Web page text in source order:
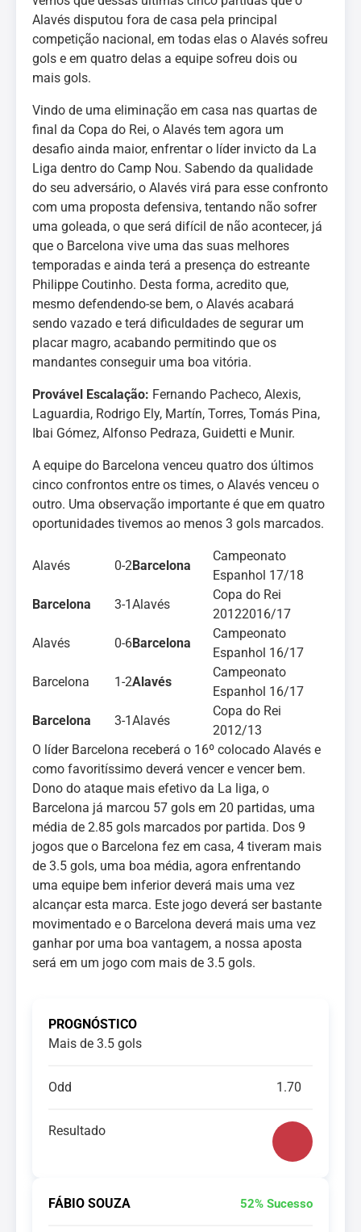
Alavés disputou fora de casa pela principal
competição nacional, em todas elas o Alavés sofreu
gols e em quatro delas a equipe sofreu dois ou
mais gols.
Vindo de uma eliminação em casa nas quartas de
final da Copa do Rei, o Alavés tem agora um
desafio ainda maior, enfrentar o líder invicto da La
Liga dentro do Camp Nou. Sabendo da qualidade
do seu adversário, o Alavés virá para esse confronto
com uma proposta defensiva, tentando não sofrer
uma goleada, o que será difícil de não acontecer, já
que o Barcelona vive uma das suas melhores
temporadas e ainda terá a presença do estreante
Philippe Coutinho. Desta forma, acredito que,
mesmo defendendo-se bem, o Alavés acabará
sendo vazado e terá dificuldades de segurar um
placar magro, acabando permitindo que os
mandantes conseguir uma boa vitória.
Provável Escalação: Fernando Pacheco, Alexis,
Laguardia, Rodrigo Ely, Martín, Torres, Tomás Pina,
Ibai Gómez, Alfonso Pedraza, Guidetti e Munir.
A equipe do Barcelona venceu quatro dos últimos
cinco confrontos entre os times, o Alavés venceu o
outro. Uma observação importante é que em quatro
oportunidades tivemos ao menos 3 gols marcados.
Alavés 0-2Barcelona
Campeonato
Espanhol 17/18
Barcelona
3-1Alavés
Copa do Rei
20122016/17
Alavés
0-6Barcelona
Campeonato
Espanhol 16/17
Barcelona
1-2Alavés
Campeonato
Espanhol 16/17
Barcelona
3-1Alavés
Copa do Rei
2012/13
O líder Barcelona receberá o 16º colocado Alavés e
como favoritíssimo deverá vencer e vencer bem.
Dono do ataque mais efetivo da La liga, o
Barcelona já marcou 57 gols em 20 partidas, uma
média de 2.85 gols marcados por partida. Dos 9
jogos que o Barcelona fez em casa, 4 tiveram mais
de 3.5 gols, uma boa média, agora enfrentando
uma equipe bem inferior deverá mais uma vez
alcançar esta marca. Este jogo deverá ser bastante
movimentado e o Barcelona deverá mais uma vez
ganhar por uma boa vantagem, a nossa aposta
será em um jogo com mais de 3.5 gols.
PROGNÓSTICO
Mais de 3.5 gols
Odd 1.70
Resultado
FÁBIO SOUZA 52% Sucesso